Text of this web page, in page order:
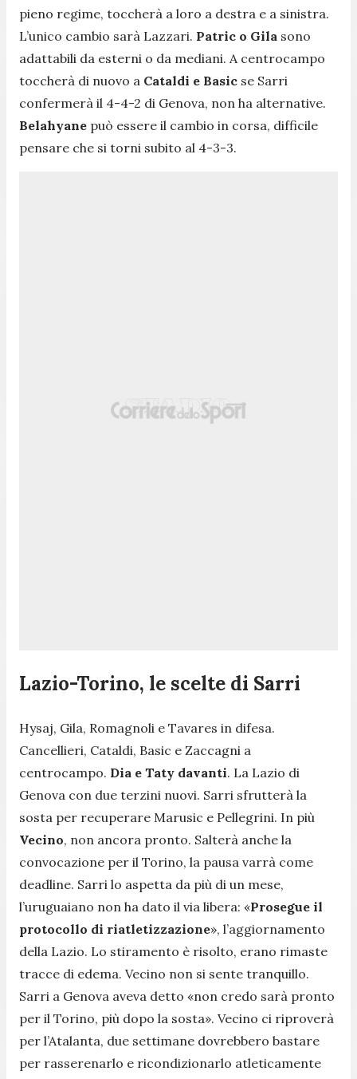
pieno regime, toccherà a loro a destra e a sinistra.
L’unico cambio sarà Lazzari. Patric o Gila sono
adattabili da esterni o da mediani. A centrocampo
toccherà di nuovo a Cataldi e Basic se Sarri
confermerà il 4-4-2 di Genova, non ha alternative.
Belahyane può essere il cambio in corsa, difficile
pensare che si torni subito al 4-3-3.
Lazio-Torino, le scelte di Sarri
Hysaj, Gila, Romagnoli e Tavares in difesa.
Cancellieri, Cataldi, Basic e Zaccagni a
centrocampo. Dia e Taty davanti. La Lazio di
Genova con due terzini nuovi. Sarri sfrutterà la
sosta per recuperare Marusic e Pellegrini. In più
Vecino, non ancora pronto. Salterà anche la
convocazione per il Torino, la pausa varrà come
deadline. Sarri lo aspetta da più di un mese,
l’uruguaiano non ha dato il via libera: «Prosegue il
protocollo di riatletizzazione», l’aggiornamento
della Lazio. Lo stiramento è risolto, erano rimaste
tracce di edema. Vecino non si sente tranquillo.
Sarri a Genova aveva detto «non credo sarà pronto
per il Torino, più dopo la sosta». Vecino ci riproverà
per l’Atalanta, due settimane dovrebbero bastare
per rasserenarlo e ricondizionarlo atleticamente